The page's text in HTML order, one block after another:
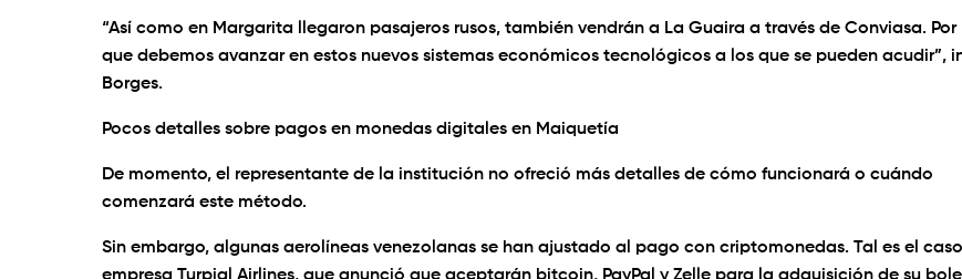
“Así como en Margarita llegaron pasajeros rusos, también vendrán a La Guaira a través de Conviasa. Por
que debemos avanzar en estos nuevos sistemas económicos tecnológicos a los que se pueden acudir”,
Borges.
Pocos detalles sobre pagos en monedas digitales en Maiquetía
De momento, el representante de la institución no ofreció más detalles de cómo funcionará o cuándo
comenzará este método.
Sin embargo, algunas aerolíneas venezolanas se han ajustado al pago con criptomonedas. Tal es el